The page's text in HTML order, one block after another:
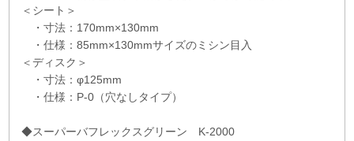
＜シート＞
・寸法：170mm×130mm
・仕様：85mm×130mmサイズのミシン目入
＜ディスク＞
・寸法：φ125mm
・仕様：P-0（穴なしタイプ）
◆スーパーバフレックスグリーン K-2000